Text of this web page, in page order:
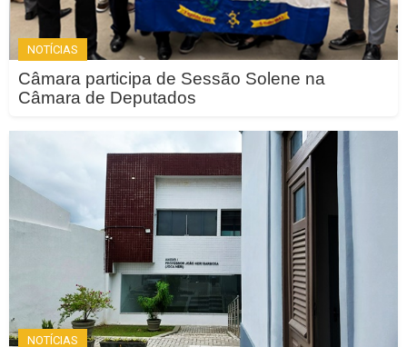
NOTÍCIAS
Câmara participa de Sessão Solene na
Câmara de Deputados
NOTÍCIAS